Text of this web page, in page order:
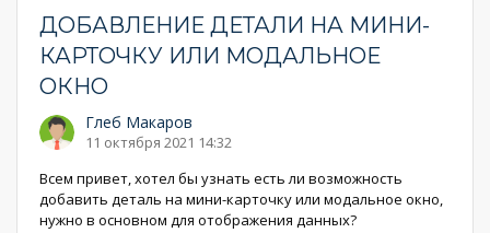
ДОБАВЛЕНИЕ ДЕТАЛИ НА МИНИ-
КАРТОЧКУ ИЛИ МОДАЛЬНОЕ
ОКНО
Глеб Макаров
11 октября 2021 14:32
Всем привет, хотел бы узнать есть ли возможность
добавить деталь на мини-карточку или модальное окно,
нужно в основном для отображения данных?